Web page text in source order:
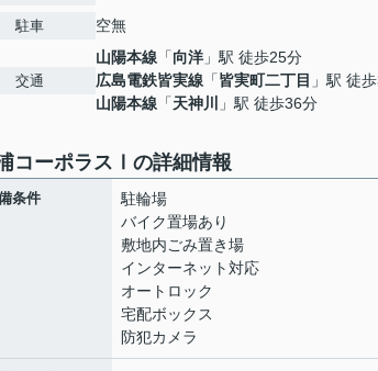
駐車 空無
交通
山陽本線 「向洋 」駅 徒歩25分
広島電鉄皆実線 「皆実町二丁目 」駅 徒
山陽本線 「天神川 」駅 徒歩36分
コーポラスⅠの詳細情報
条件
駐輪場
バイク置場あり
敷地内ごみ置き場
インターネット対応
オートロック
宅配ボックス
防犯カメラ